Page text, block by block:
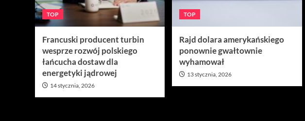
TOP
Francuski producent turbin
wesprze rozwój polskiego
łańcucha dostaw dla
energetyki jądrowej
14 stycznia, 2026
TOP
Rajd dolara amerykańskiego
ponownie gwałtownie
wyhamował
13 stycznia, 2026